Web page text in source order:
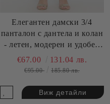
Елегантен дамски 3/4
панталон с дантела и колан
- летен, модерен и удобен
LE SORTE DEL SOLE
(SKU)4010,
€67.00 131.04 лв.
€95.00 185.80 лв.
Виж детайли